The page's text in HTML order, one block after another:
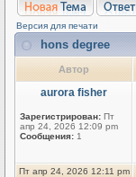
Версия для печати
hons degree
Автор
aurora fisher
Зарегистрирован: Пт
апр 24, 2026 12:09 pm
Сообщения: 1
Пт апр 24, 2026 12:11 pm